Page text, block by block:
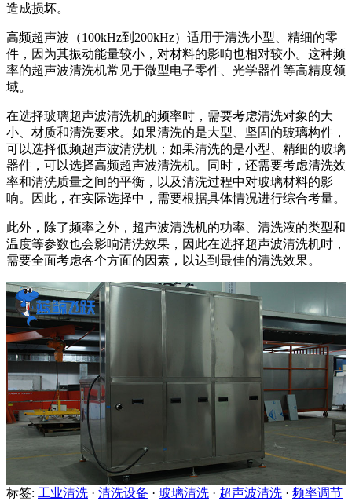
造成损坏。
高频超声波（100kHz到200kHz）适用于清洗小型、精细的零
件，因为其振动能量较小，对材料的影响也相对较小。这种频
率的超声波清洗机常见于微型电子零件、光学器件等高精度领
域。
在选择玻璃超声波清洗机的频率时，需要考虑清洗对象的大
小、材质和清洗要求。如果清洗的是大型、坚固的玻璃构件，
可以选择低频超声波清洗机；如果清洗的是小型、精细的玻璃
器件，可以选择高频超声波清洗机。同时，还需要考虑清洗效
率和清洗质量之间的平衡，以及清洗过程中对玻璃材料的影
响。因此，在实际选择中，需要根据具体情况进行综合考量。
此外，除了频率之外，超声波清洗机的功率、清洗液的类型和
温度等参数也会影响清洗效果，因此在选择超声波清洗机时，
需要全面考虑各个方面的因素，以达到最佳的清洗效果。
标签: 工业清洗 · 清洗设备 · 玻璃清洗 · 超声波清洗 · 频率调节